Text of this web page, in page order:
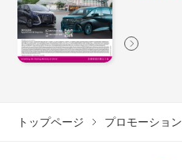
トップページ プロモーション